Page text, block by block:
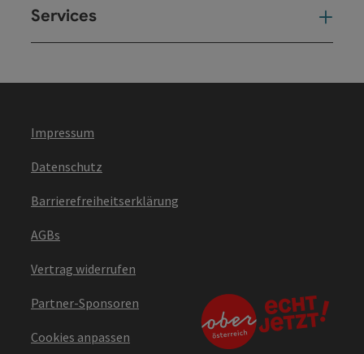
Services
Impressum
Datenschutz
Barrierefreiheitserklärung
AGBs
Vertrag widerrufen
Partner-Sponsoren
Cookies anpassen